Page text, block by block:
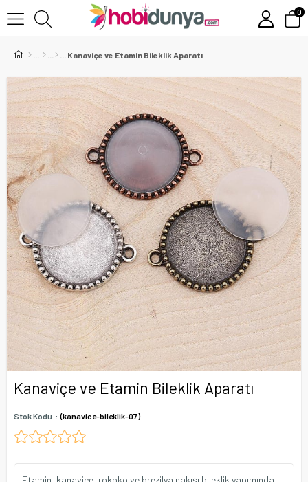
0
Kanaviçe ve Etamin Bileklik Aparatı
Kanaviçe ve Etamin Bileklik Aparatı
Stok Kodu (kanavice-bileklik-07)
Etamin, kanaviçe, rokoko ve brezilya nakışı bileklik yapımında